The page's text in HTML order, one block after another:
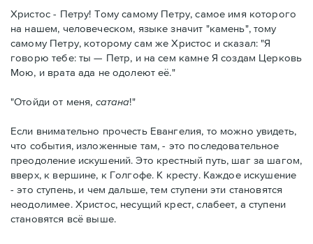
Христос - Петру! Тому самому Петру, самое имя которого
на нашем, человеческом, языке значит "камень", тому
самому Петру, которому сам же Христос и сказал: "Я
говорю тебе: ты — Петр, и на сем камне Я создам Церковь
Мою, и врата ада не одолеют её."
"Отойди от меня, сатана!"
Если внимательно прочесть Евангелия, то можно увидеть,
что события, изложенные там, - это последовательное
преодоление искушений. Это крестный путь, шаг за шагом,
вверх, к вершине, к Голгофе. К кресту. Каждое искушение
- это ступень, и чем дальше, тем ступени эти становятся
неодолимее. Христос, несущий крест, слабеет, а ступени
становятся всё выше.